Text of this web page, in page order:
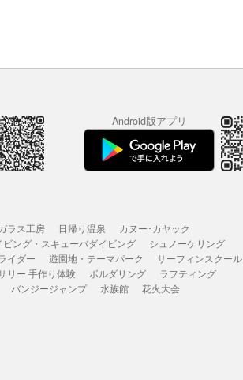
Android版アプリ
ラス工房 日帰り温泉
カヌー･カヤック
ビング・スキューバダイビング
シュノーケリング
イダー 遊園地・テーマパーク
サーフィンスクール
リー 手作り体験 ボルダリング
ラフティング
バンジージャンプ 水族館 花火大会